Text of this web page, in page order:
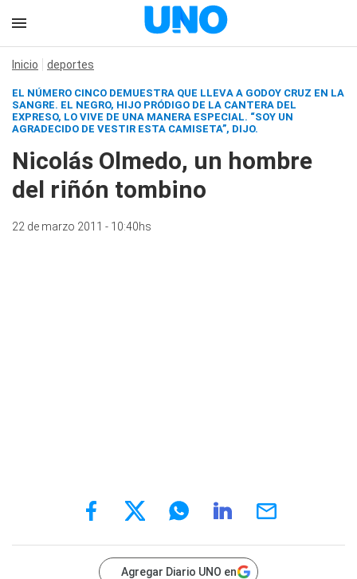
Inicio deportes
EL NÚMERO CINCO DEMUESTRA QUE LLEVA A GODOY CRUZ EN LA
SANGRE. EL NEGRO, HIJO PRÓDIGO DE LA CANTERA DEL
EXPRESO, LO VIVE DE UNA MANERA ESPECIAL. “SOY UN
AGRADECIDO DE VESTIR ESTA CAMISETA”, DIJO.
Nicolás Olmedo, un hombre
del riñón tombino
22 de marzo 2011 - 10:40hs
Agregar Diario UNO en